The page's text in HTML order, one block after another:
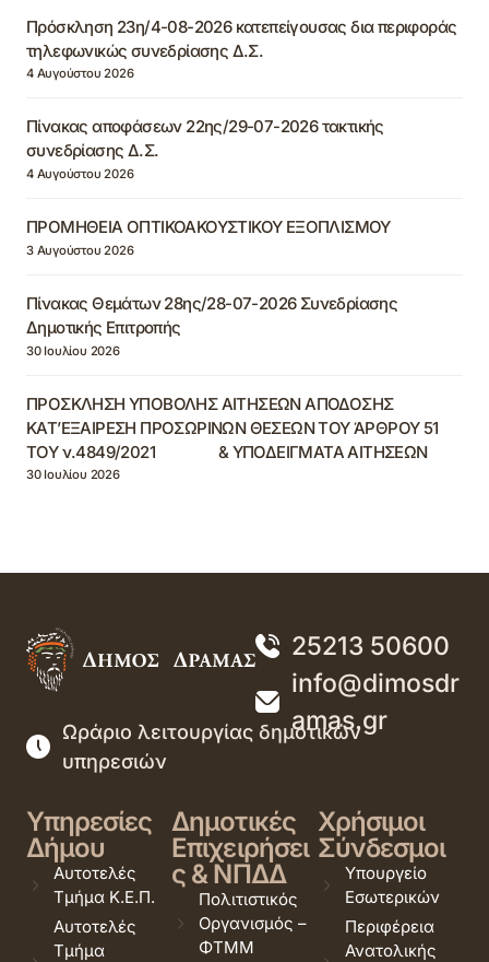
Πρόσκληση 23η/4-08-2026 κατεπείγουσας δια περιφοράς
τηλεφωνικώς συνεδρίασης Δ.Σ.
4 Αυγούστου 2026
Πίνακας αποφάσεων 22ης/29-07-2026 τακτικής
συνεδρίασης Δ.Σ.
4 Αυγούστου 2026
ΠΡΟΜΗΘΕΙΑ ΟΠΤΙΚΟΑΚΟΥΣΤΙΚΟΥ ΕΞΟΠΛΙΣΜΟΥ
3 Αυγούστου 2026
Πίνακας Θεμάτων 28ης/28-07-2026 Συνεδρίασης
Δημοτικής Επιτροπής
30 Ιουλίου 2026
ΠΡΟΣΚΛΗΣΗ ΥΠΟΒΟΛΗΣ ΑΙΤΗΣΕΩΝ ΑΠΟΔΟΣΗΣ
ΚΑΤ’ΕΞΑΙΡΕΣΗ ΠΡΟΣΩΡΙΝΩΝ ΘΕΣΕΩΝ ΤΟΥ ΆΡΘΡΟΥ 51
ΤΟΥ ν.4849/2021 & ΥΠΟΔΕΙΓΜΑΤΑ ΑΙΤΗΣΕΩΝ
30 Ιουλίου 2026
25213 50600
info@dimosdr
amas.gr
Ωράριο λειτουργίας δημοτικών
υπηρεσιών
Υπηρεσίες
Δήμου
Αυτοτελές
Τμήμα Κ.Ε.Π.
Αυτοτελές
Τμήμα
Δημοτικές
Επιχειρήσει
ς & ΝΠΔΔ
Πολιτιστικός
Οργανισμός –
ΦΤΜΜ
Χρήσιμοι
Σύνδεσμοι
Υπουργείο
Εσωτερικών
Περιφέρεια
Ανατολικής